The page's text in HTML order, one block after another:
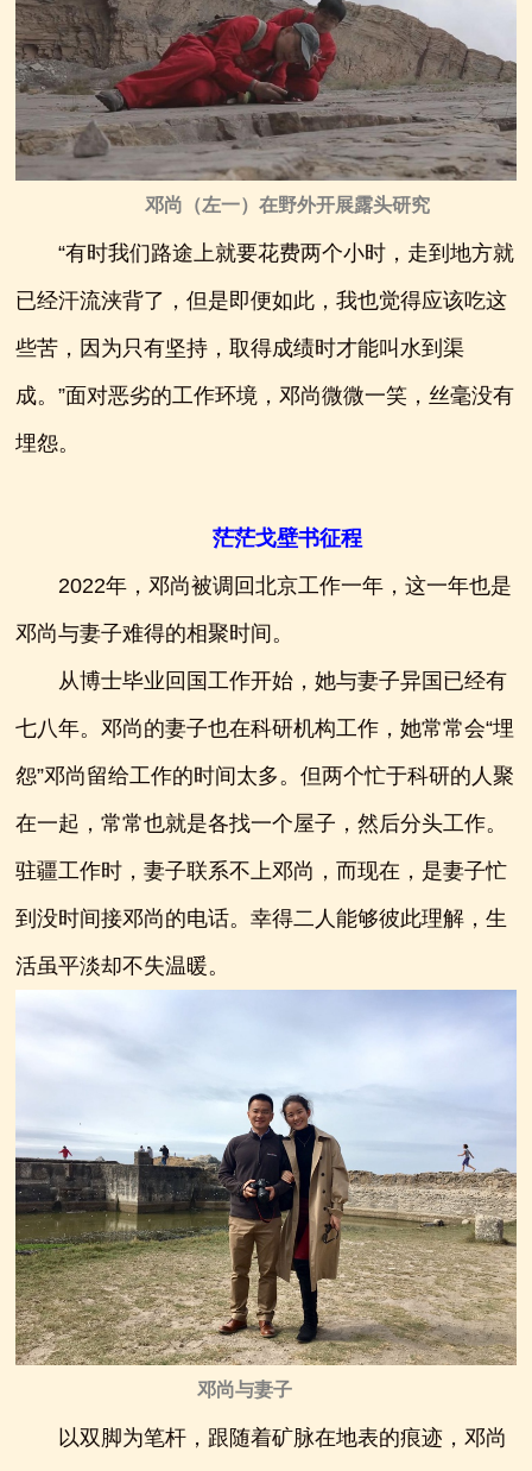
邓尚（左一）在野外开展露头研究
“有时我们路途上就要花费两个小时，走到地方就
已经汗流浃背了，但是即便如此，我也觉得应该吃这
些苦，因为只有坚持，取得成绩时才能叫水到渠
成。”面对恶劣的工作环境，邓尚微微一笑，丝毫没有
埋怨。
茫茫戈壁书征程
2022年，邓尚被调回北京工作一年，这一年也是
邓尚与妻子难得的相聚时间。
从博士毕业回国工作开始，她与妻子异国已经有
七八年。邓尚的妻子也在科研机构工作，她常常会“埋
怨”邓尚留给工作的时间太多。但两个忙于科研的人聚
在一起，常常也就是各找一个屋子，然后分头工作。
驻疆工作时，妻子联系不上邓尚，而现在，是妻子忙
到没时间接邓尚的电话。幸得二人能够彼此理解，生
活虽平淡却不失温暖。
邓尚与妻子
以双脚为笔杆，跟随着矿脉在地表的痕迹，邓尚